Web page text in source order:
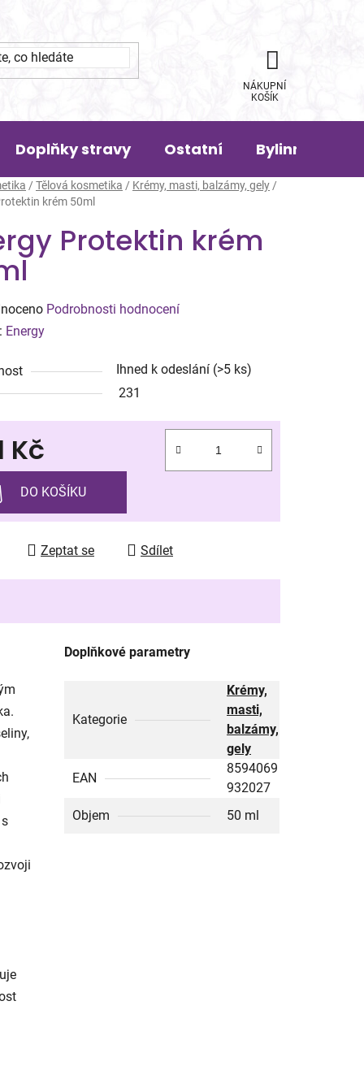
NÁKUPNÍ
KOŠÍK
Doplňky stravy Ostatní Bylinná
/ Tělová kosmetika / Krémy, masti, balzámy, gely /
krém 50ml
Protektin krém
Podrobnosti hodnocení
Energy
Ihned k odeslání (>5 ks)
231
Kč
cena:
DO KOŠÍKU
Zeptat se Sdílet
Doplňkové parametry
Kategorie
Krémy,
masti,
balzámy,
gely
EAN
8594069
932027
Objem
50 ml